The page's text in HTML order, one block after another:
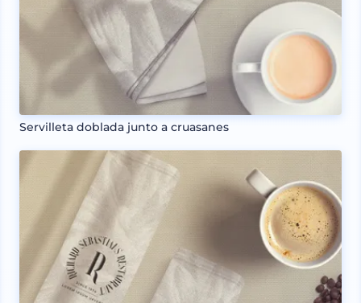
Servilleta doblada junto a cruasanes